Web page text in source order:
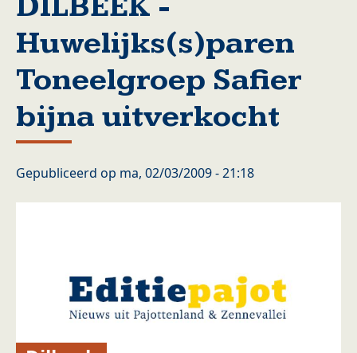
Huwelijks(s)paren
Toneelgroep Safier
bijna uitverkocht
Gepubliceerd op ma, 02/03/2009 - 21:18